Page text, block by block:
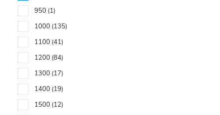
950 1
1000 135
1100 41
1200 84
1300 17
1400 19
1500 12